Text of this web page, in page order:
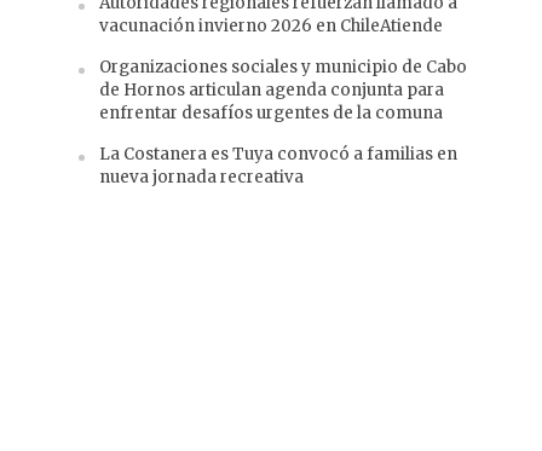
vacunación invierno 2026 en ChileAtiende
Organizaciones sociales y municipio de Cabo
de Hornos articulan agenda conjunta para
enfrentar desafíos urgentes de la comuna
La Costanera es Tuya convocó a familias en
nueva jornada recreativa